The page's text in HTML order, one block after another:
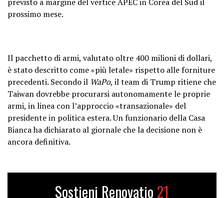
prossimo mese.
Il pacchetto di armi, valutato oltre 400 milioni di dollari,
è stato descritto come «più letale» rispetto alle forniture
precedenti. Secondo il WaPo, il team di Trump ritiene che
Taiwan dovrebbe procurarsi autonomamente le proprie
armi, in linea con l’approccio «transazionale» del
presidente in politica estera. Un funzionario della Casa
Bianca ha dichiarato al giornale che la decisione non è
ancora definitiva.
Sostieni Renovatio 21